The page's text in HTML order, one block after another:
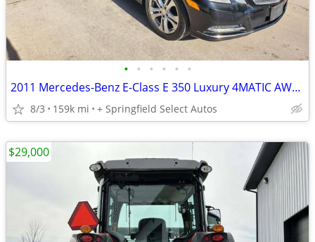
• • • • • •
2011 Mercedes-Benz E-Class E 350 Luxury 4MATIC AWD 4dr Sedan EZ FINANCING AVAILA
8/3 159k mi + Springfield Select Autos
$29,000